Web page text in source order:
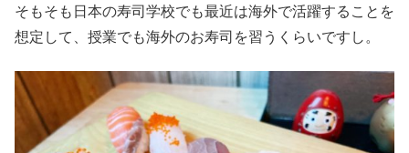
そもそも日本の寿司学校でも最近は海外で活躍することを
想定して、授業でも海外のお寿司を習うくらいですし。